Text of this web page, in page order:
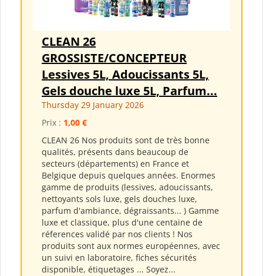
CLEAN 26
GROSSISTE/CONCEPTEUR
Lessives 5L, Adoucissants 5L,
Gels douche luxe 5L, Parfum...
Thursday 29 January 2026
Prix : 1,00 €
CLEAN 26 Nos produits sont de très bonne
qualités, présents dans beaucoup de
secteurs (départements) en France et
Belgique depuis quelques années. Enormes
gamme de produits (lessives, adoucissants,
nettoyants sols luxe, gels douches luxe,
parfum d'ambiance, dégraissants... ) Gamme
luxe et classique, plus d'une centaine de
réferences validé par nos clients ! Nos
produits sont aux normes européennes, avec
un suivi en laboratoire, fiches sécurités
disponible, étiquetages ... Soyez...